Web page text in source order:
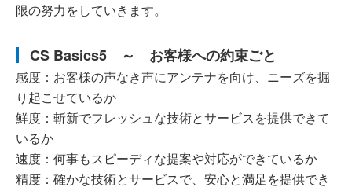
限の努力をしていきます。
CS Basics5 ～ お客様への約束ごと
感度：お客様の声なき声にアンテナを向け、ニーズを掘
り起こせているか
鮮度：斬新でフレッシュな技術とサービスを提供できて
いるか
速度：何事もスピーディな提案や対応ができているか
精度：確かな技術とサービスで、安心と満足を提供でき